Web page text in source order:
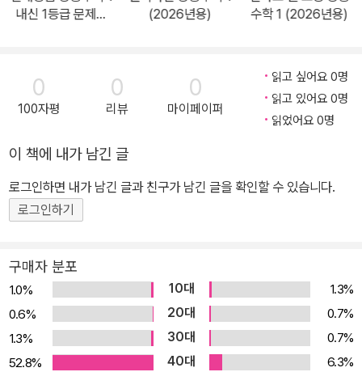
내신 1등급 문제서
(2026년용)
수학 1 (2026년용)
0
100자평
0
리뷰
0
마이페이퍼
읽고 싶어요 0명
읽고 있어요 0명
읽었어요 0명
이 책에 내가 남긴 글
로그인하면 내가 남긴 글과 친구가 남긴 글을 확인할 수 있습니다.
로그인하기
구매자 분포
1.0% 10대
1.3%
0.6%
20대
0.7%
1.3%
30대
0.7%
52.8%
40대
6.3%